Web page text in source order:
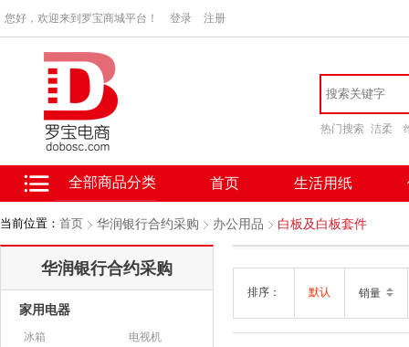
您好，欢迎来到罗宝商城平台！ 登录 注册
热门搜索 洁柔
全部商品分类 首页 生活用纸
当前位置： 首页 华润银行合约采购 办公用品 白板及白板套件
华润银行合约采购
家用电器
冰箱
电视机
排序： 默认 销量